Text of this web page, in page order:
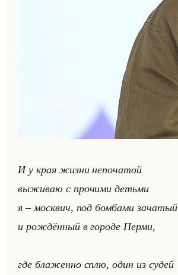
И у края жизни непо­ча­той
вы­жи­ваю с про­чи­ми детьми
я – моск­вич, под бом­ба­ми за­ча­тый
и рож­дён­ный в го­ро­де Перми,
где бла­жен­но сплю, один из судей